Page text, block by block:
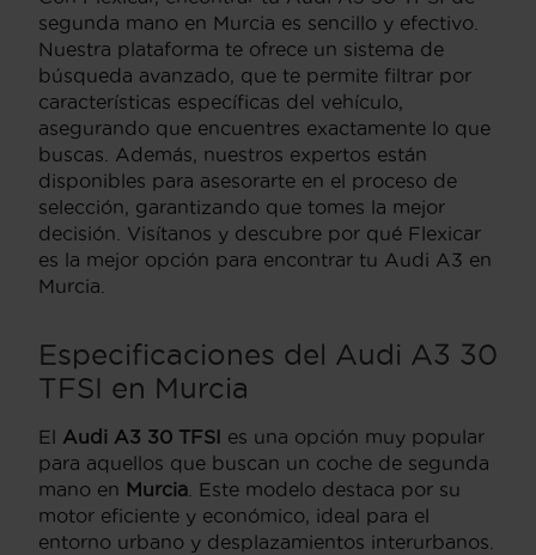
segunda mano en Murcia es sencillo y efectivo.
Nuestra plataforma te ofrece un sistema de
búsqueda avanzado, que te permite filtrar por
características específicas del vehículo,
asegurando que encuentres exactamente lo que
buscas. Además, nuestros expertos están
disponibles para asesorarte en el proceso de
selección, garantizando que tomes la mejor
decisión. Visítanos y descubre por qué Flexicar
es la mejor opción para encontrar tu Audi A3 en
Murcia.
Especificaciones del Audi A3 30
TFSI en Murcia
El Audi A3 30 TFSI es una opción muy popular
para aquellos que buscan un coche de segunda
mano en Murcia . Este modelo destaca por su
motor eficiente y económico, ideal para el
entorno urbano y desplazamientos interurbanos.